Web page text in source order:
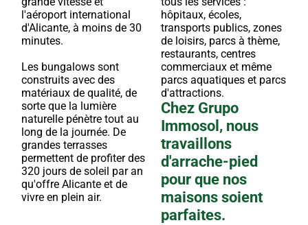
l'aéroport international
d'Alicante, à moins de 30
minutes.
Les bungalows sont
construits avec des
matériaux de qualité, de
sorte que la lumière
naturelle pénètre tout au
long de la journée. De
grandes terrasses
permettent de profiter des
320 jours de soleil par an
qu'offre Alicante et de
vivre en plein air.
hôpitaux, écoles,
transports publics, zones
de loisirs, parcs à thème,
restaurants, centres
commerciaux et même
parcs aquatiques et parcs
d'attractions.
Chez Grupo
Immosol, nous
travaillons
d'arrache-pied
pour que nos
maisons soient
parfaites.